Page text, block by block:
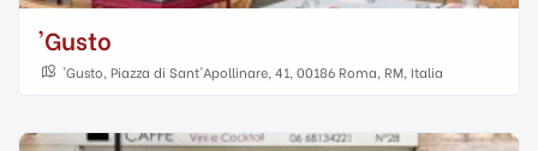
'gusto
'Gusto, Piazza di Sant'Apollinare, 41, 00186 Roma, RM, Italia